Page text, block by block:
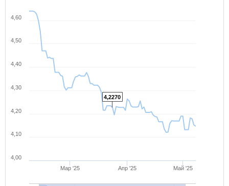
4,2270
Мар '25 Апр '25 Май '25
4,00
4,10
4,20
4,30
4,40
4,50
4,60